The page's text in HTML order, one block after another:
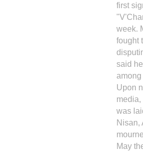
first
week.
fought
said
Upon
was
Nisan,
May